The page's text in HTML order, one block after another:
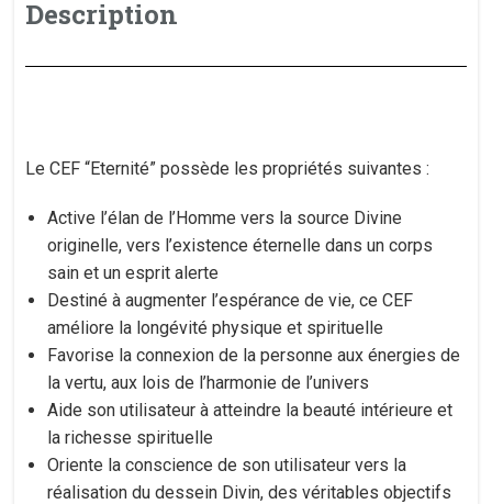
Description
Le CEF “Eternité” possède les propriétés suivantes :
Active l’élan de l’Homme vers la source Divine
originelle, vers l’existence éternelle dans un corps
sain et un esprit alerte
Destiné à augmenter l’espérance de vie, ce CEF
améliore la longévité physique et spirituelle
Favorise la connexion de la personne aux énergies de
la vertu, aux lois de l’harmonie de l’univers
Aide son utilisateur à atteindre la beauté intérieure et
la richesse spirituelle
Oriente la conscience de son utilisateur vers la
réalisation du dessein Divin, des véritables objectifs